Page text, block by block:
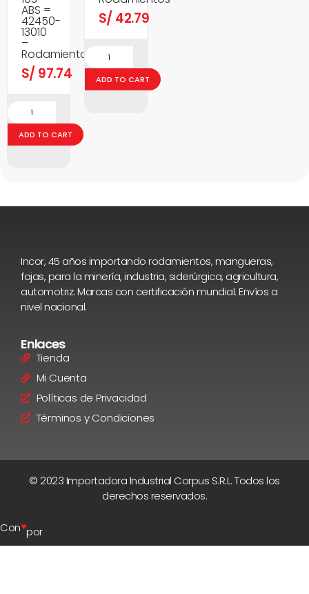
ABS =
42450-
13010
–
Rodamientos
S/ 97.74
ADD TO CART
S/ 42.79
ADD TO CART
Incor, 45 años importando rodamientos, mangueras,
fajas, para la minería, industria, siderúrgica, agricultura,
automotriz. Marcas con certificación mundial. Envíos a
nivel nacional.
Enlaces
Tienda
Mi Cuenta
Políticas de Privacidad
Términos y Condiciones
© 2023 Importadora Industrial Corpus S.R.L. Todos los
derechos reservados.
Con♥por